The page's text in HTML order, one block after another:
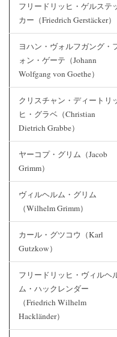
フリードリッヒ・ゲルステ
カー（Friedrich Gerstäcker）
ヨハン・ヴォルフガング・
ォン・ゲーテ（Johann
Wolfgang von Goethe）
クリスチャン・ディートリ
ヒ・グラベ（Christian
Dietrich Grabbe）
ヤーコプ・グリム（Jacob
Grimm）
ヴィルヘルム・グリム
（Wilhelm Grimm）
カール・グツコウ（Karl
Gutzkow）
フリードリッヒ・ヴィルヘ
ム・ハックレンダー
（Friedrich Wilhelm
Hackländer）